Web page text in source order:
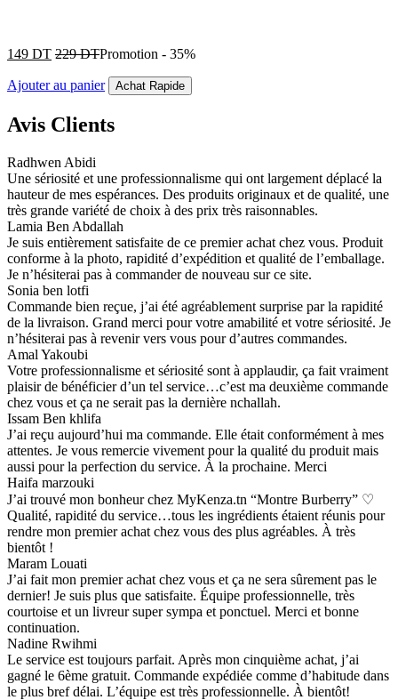
149 DT 229DTPromotion - 35%
Ajouter au panier Achat Rapide
Avis Clients
Radhwen Abidi
Une sériosité et une professionnalisme qui ont largement déplacé la
hauteur de mes espérances. Des produits originaux et de qualité, une
très grande variété de choix à des prix très raisonnables.
Lamia Ben Abdallah
Je suis entièrement satisfaite de ce premier achat chez vous. Produit
conforme à la photo, rapidité d’expédition et qualité de l’emballage.
Je n’hésiterai pas à commander de nouveau sur ce site.
Sonia ben lotfi
Commande bien reçue, j’ai été agréablement surprise par la rapidité
de la livraison. Grand merci pour votre amabilité et votre sériosité. Je
n’hésiterai pas à revenir vers vous pour d’autres commandes.
Amal Yakoubi
Votre professionnalisme et sériosité sont à applaudir, ça fait vraiment
plaisir de bénéficier d’un tel service…c’est ma deuxième commande
chez vous et ça ne serait pas la dernière nchallah.
Issam Ben khlifa
J’ai reçu aujourd’hui ma commande. Elle était conformément à mes
attentes. Je vous remercie vivement pour la qualité du produit mais
aussi pour la perfection du service. À la prochaine. Merci
Haifa marzouki
J’ai trouvé mon bonheur chez MyKenza.tn “Montre Burberry” ♡
Qualité, rapidité du service…tous les ingrédients étaient réunis pour
rendre mon premier achat chez vous des plus agréables. À très
bientôt !
Maram Louati
J’ai fait mon premier achat chez vous et ça ne sera sûrement pas le
dernier! Je suis plus que satisfaite. Équipe professionnelle, très
courtoise et un livreur super sympa et ponctuel. Merci et bonne
continuation.
Nadine Rwihmi
Le service est toujours parfait. Après mon cinquième achat, j’ai
gagné le 6ème gratuit. Commande expédiée comme d’habitude dans
le plus bref délai. L’équipe est très professionnelle. À bientôt!